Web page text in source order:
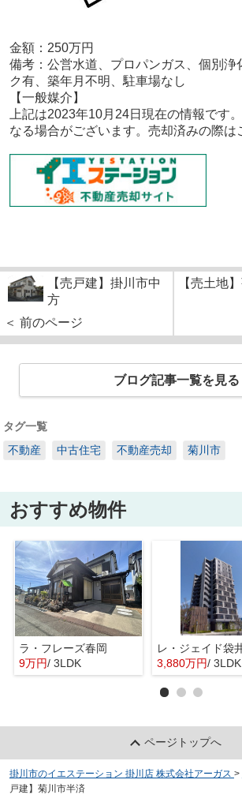
金額：250万円
備考： 公営水道、プロパンガス、個別浄
ク有、築年月不明、駐車場なし
【一般媒介 】
上記は2023年10月24日現在の情報です
なる場合がございます。売却済みの際は
【売戸建】掛川市中
方
＜ 前のページ
【売土地
ブログ記事一覧を見る
タグ一覧
不動産
中古住宅 不動産売却 菊川市
おすすめ物件
ラ・フレーズ春岡
9万円/ 3LDK
レ・ジェイド袋
3,880万円/ 3LDK
ページトップへ
掛川市のイエステーション 掛川店 株式会社アーガス >
戸建】菊川市半済